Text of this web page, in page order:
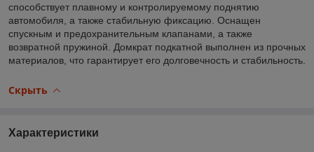
способствует плавному и контролируемому поднятию
автомобиля, а также стабильную фиксацию. Оснащен
спускным и предохранительным клапанами, а также
возвратной пружиной. Домкрат подкатной выполнен из прочных
материалов, что гарантирует его долговечность и стабильность.
Скрыть
Характеристики